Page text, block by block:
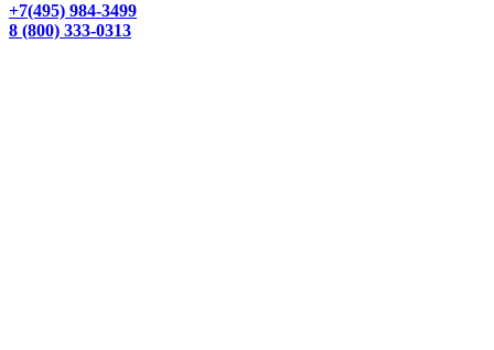
+7(495) 984-3499
8 (800) 333-0313